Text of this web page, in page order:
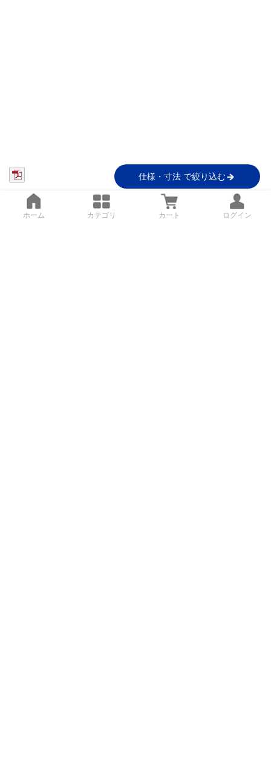
仕様・寸法 で絞り込む
ホーム カテゴリ カート ログイン